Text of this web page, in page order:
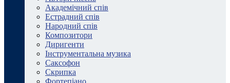
Академічний спів
Естрадний спів
Народний спів
Композитори
Диригенти
Інструментальна музика
Саксофон
Скрипка
Фортепіано